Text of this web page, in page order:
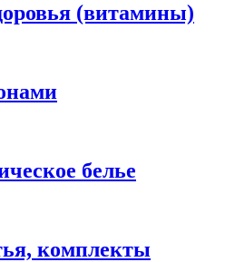
(витамины)
белье
комплекты